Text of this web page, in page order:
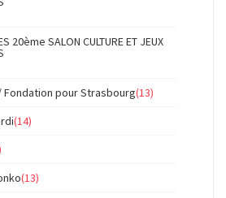
20ème SALON CULTURE ET JEUX
Fondation pour Strasbourg(13)
(14)
(13)